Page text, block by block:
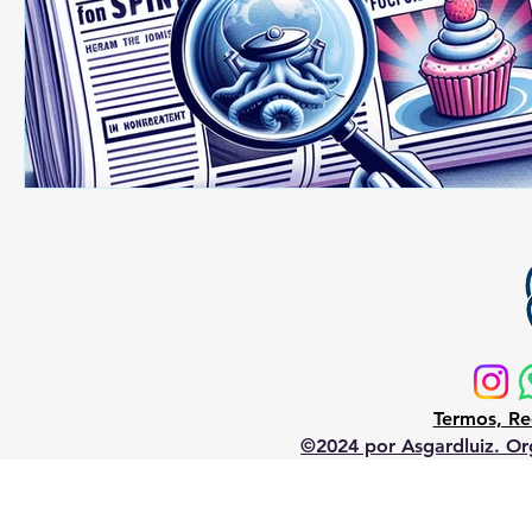
Termos,
©2024 por Asgardluiz.